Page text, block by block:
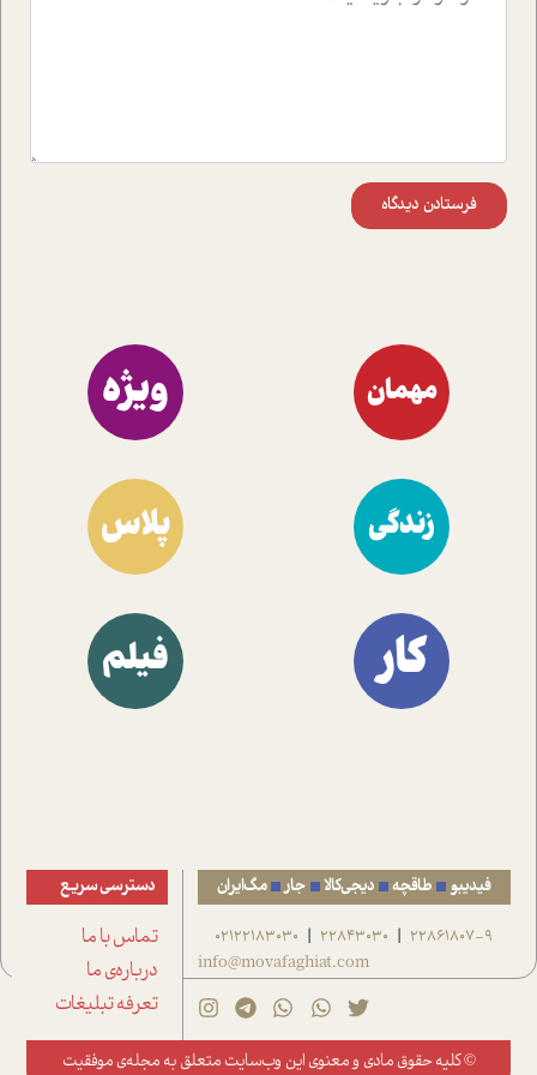
فرستادن دیدگاه
مهمان ویژه
زندگی پلاس
کار فیلم
فیدیبو طاقچه دیجی‌کالا جار مگ‌ایران
22861807-9
|
22843030
|
02122183030
info@movafaghiat.com
دسترسی سریع
تماس با ما
درباره‌ی ما
تعرفه تبلیغات
© کلیه حقوق مادی و معنوی این وب‌سایت متعلق به مجله‌ی موفقیت